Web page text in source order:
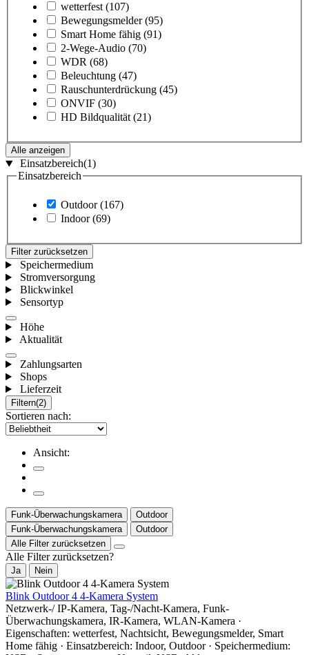
wetterfest (107)
Bewegungsmelder (95)
Smart Home fähig (91)
2-Wege-Audio (70)
WDR (68)
Beleuchtung (47)
Rauschunterdrückung (45)
ONVIF (30)
HD Bildqualität (21)
Alle anzeigen
Einsatzbereich(1)
Einsatzbereich
Outdoor (167)
Indoor (69)
Filter zurücksetzen
Speichermedium
Stromversorgung
Blickwinkel
Sensortyp
Höhe
Aktualität
Zahlungsarten
Shops
Lieferzeit
Filtern(2)
Sortieren nach:
Ansicht:
Funk-Überwachungskamera
Outdoor
Funk-Überwachungskamera
Outdoor
Alle Filter zurücksetzen
Alle Filter zurücksetzen?
Ja Nein
Blink Outdoor 4 4-Kamera System
Netzwerk-/ IP-Kamera, Tag-/Nacht-Kamera, Funk-
Überwachungskamera, IR-Kamera, WLAN-Kamera ·
Eigenschaften: wetterfest, Nachtsicht, Bewegungsmelder, Smart
Home fähig · Einsatzbereich: Indoor, Outdoor · Speichermedium: